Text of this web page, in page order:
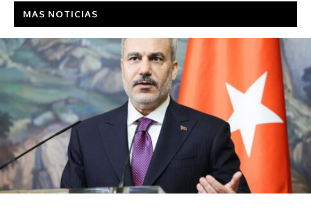
MAS NOTICIAS